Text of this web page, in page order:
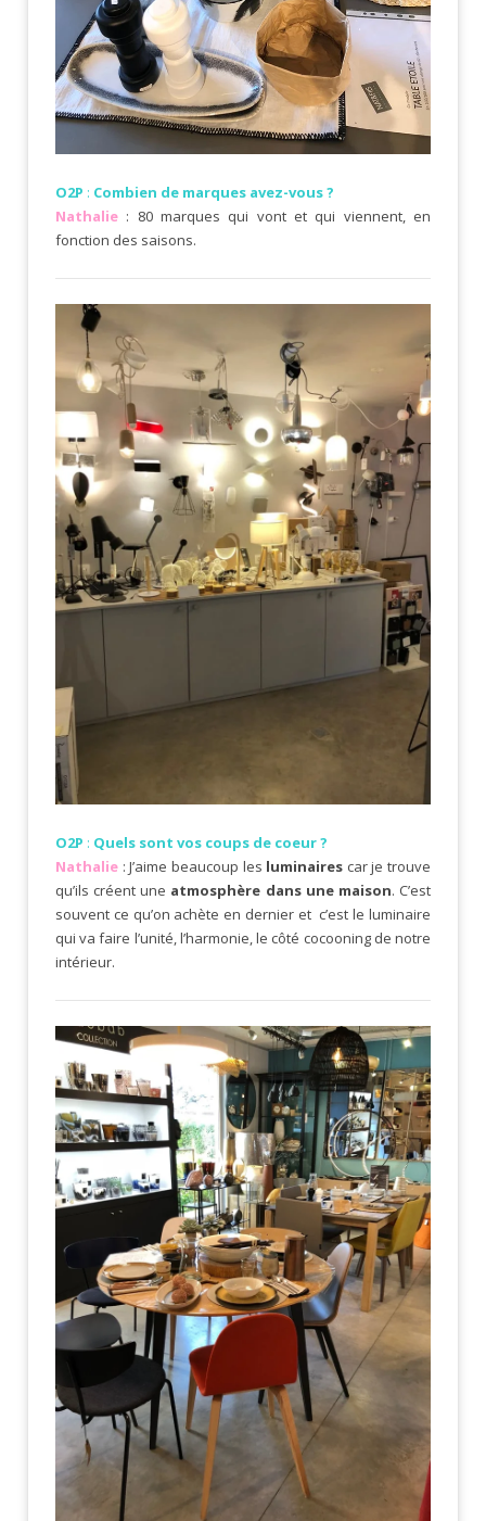
O2P : Combien de marques avez-vous ?
Nathalie : 80 marques qui vont et qui viennent, en
fonction des saisons.
O2P : Quels sont vos coups de coeur ?
Nathalie : J’aime beaucoup les luminaires car je trouve
qu’ils créent une atmosphère dans une maison. C’est
souvent ce qu’on achète en dernier et c’est le luminaire
qui va faire l’unité, l’harmonie, le côté cocooning de notre
intérieur.